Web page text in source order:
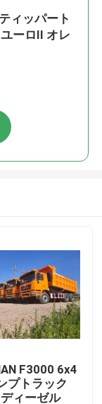
ィッパート
ーロII オレ
F3000 6x4
プトラック
ィーゼル